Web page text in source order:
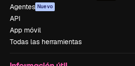
Agentes Nuevo
API
App móvil
Todas las herramientas